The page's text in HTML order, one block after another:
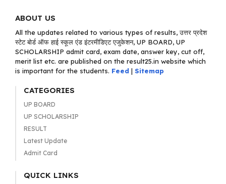
ABOUT US
All the updates related to various types of results, उत्तर प्रदेश
स्टेट बोर्ड ऑफ हाई स्कूल एंड इंटरमीडिएट एजुकेशन, UP BOARD, UP
SCHOLARSHIP admit card, exam date, answer key, cut off,
merit list etc. are published on the result25.in website which
is important for the students. Feed | Sitemap
CATEGORIES
UP BOARD
UP SCHOLARSHIP
RESULT
Latest Update
Admit Card
QUICK LINKS